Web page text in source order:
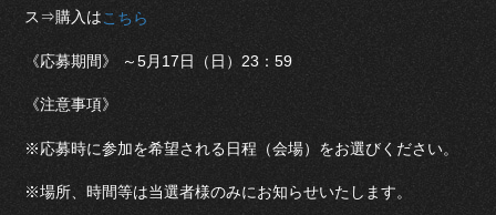
ス⇒購入はこちら
《応募期間》 ～5月17日（日）23：59
《注意事項》
※応募時に参加を希望される日程（会場）をお選びください。
※場所、時間等は当選者様のみにお知らせいたします。